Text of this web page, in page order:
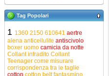
Tag Popolari
1 1360 2150 610641 aertre
alena anticellulite antiscivolo
boxer uomo camicia da notte
Collant infradito Collant
Teenager come misurare
corrispondenza tra le taglie
cotton cotton beltfantasmino